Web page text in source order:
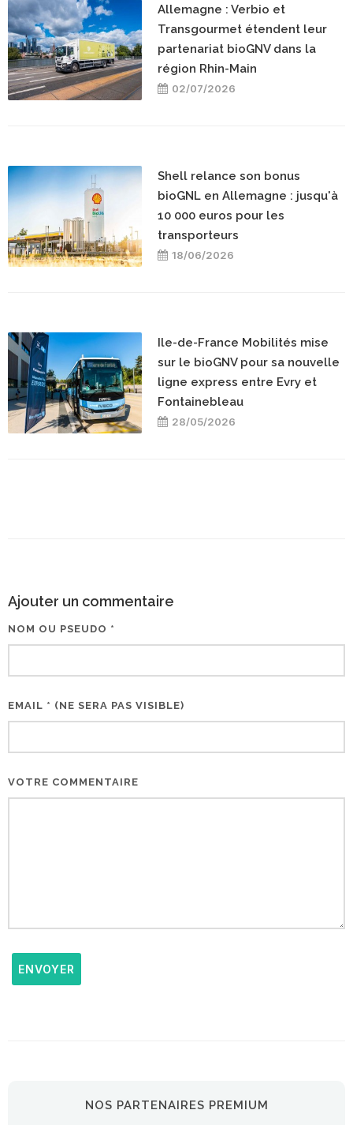
Allemagne : Verbio et
Transgourmet étendent leur
partenariat bioGNV dans la
région Rhin-Main
02/07/2026
Shell relance son bonus
bioGNL en Allemagne : jusqu'à
10 000 euros pour les
transporteurs
18/06/2026
Ile-de-France Mobilités mise
sur le bioGNV pour sa nouvelle
ligne express entre Evry et
Fontainebleau
28/05/2026
Ajouter un commentaire
NOM OU PSEUDO *
EMAIL * (NE SERA PAS VISIBLE)
VOTRE COMMENTAIRE
ENVOYER
NOS PARTENAIRES PREMIUM